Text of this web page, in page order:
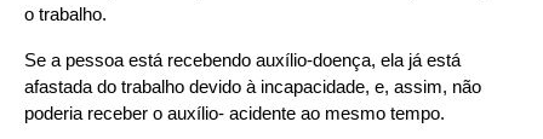
o trabalho.
Se a pessoa está recebendo auxílio-doença, ela já está
afastada do trabalho devido à incapacidade, e, assim, não
poderia receber o auxílio- acidente ao mesmo tempo.